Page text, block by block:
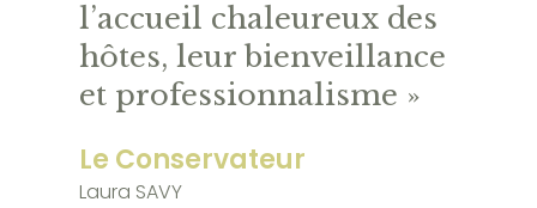
l’accueil chaleureux des
hôtes, leur bienveillance
et professionnalisme »
Le Conservateur
Laura SAVY